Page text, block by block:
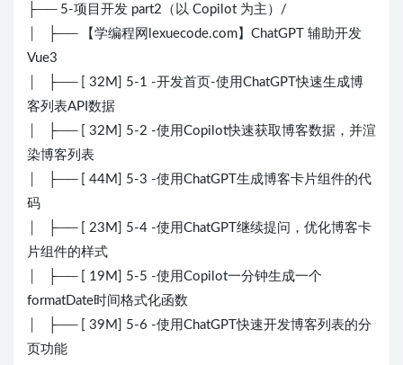
├── 5-项目开发 part2（以 Copilot 为主）/
│ ├── 【学编程网lexuecode.com】ChatGPT 辅助开发
Vue3
│ ├── [ 32M] 5-1 -开发首页-使用ChatGPT快速生成博
客列表API数据
│ ├── [ 32M] 5-2 -使用Copilot快速获取博客数据，并渲
染博客列表
│ ├── [ 44M] 5-3 -使用ChatGPT生成博客卡片组件的代
码
│ ├── [ 23M] 5-4 -使用ChatGPT继续提问，优化博客卡
片组件的样式
│ ├── [ 19M] 5-5 -使用Copilot一分钟生成一个
formatDate时间格式化函数
│ ├── [ 39M] 5-6 -使用ChatGPT快速开发博客列表的分
页功能